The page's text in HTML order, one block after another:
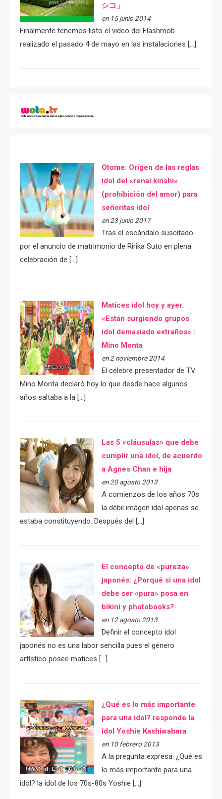
シコ」
en 15 junio 2014
Finalmente tenemos listo el video del Flashmob
realizado el pasado 4 de mayo en las instalaciones […]
Otome: Orígen de las reglas
idol del «renai kinshi»
(prohibición del amor) para
señoritas idol
en 23 junio 2017
Tras el escándalo suscitado
por el anuncio de matrimonio de Ririka Suto en plena
celebración de […]
Matices idol hoy y ayer.
«Están surgiendo grupos
idol demasiado extraños» :
Mino Monta
en 2 noviembre 2014
El célebre presentador de TV
Mino Monta declaró hoy lo que desde hace algunos
años saltaba a la […]
Las 5 «cláusulas» que debe
cumplir una idol, de acuerdo
a Agnes Chan e hija
en 20 agosto 2013
A comienzos de los años 70s
la débil imágen idol apenas se
estaba constituyendo. Después del […]
El concepto de «pureza»
japonés: ¿Porqué si una idol
debe ser «pura» posa en
bikini y photobooks?
en 12 agosto 2013
Definir el concepto idol
japonés no es una labor sencilla pues el género
artístico posee matices […]
¿Qué es lo más importante
para una idol? responde la
idol Yoshie Kashiwabara
en 10 febrero 2013
A la pregunta expresa: ¿Qué es
lo más importante para una
idol? la idol de los 70s-80s Yoshie […]